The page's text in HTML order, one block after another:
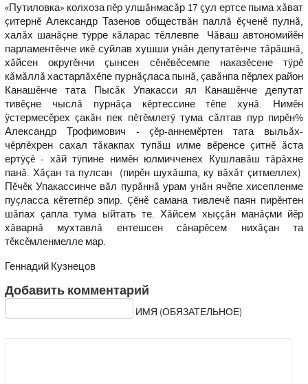
«Путиловка» колхоза пĕр улшăнмасăр 17 çул ертсе пыма хăват
çитернĕ Александр Тазенов обществăн паллă ĕçченĕ пулнă,
халăх шанăçне тÿрре кăларас тĕллевпе Чăваш автономийĕн
парламентĕнче икĕ суйлав хушши унăн депутатĕнче тăрăшнă,
хăйсен округĕнчи çынсен сĕнĕвĕсемпе наказĕсене тÿрĕ
кăмăллă хастарлăхĕпе пурнăçласа пынă, çавăнпа пĕрлех район
Канашĕнче тата Пысăк Упакасси ял Канашĕнче депутат
тивĕçне чыслă пурнăçа кĕртессине тĕпе хунă. Нимĕн
ÿстермесĕрех çакăн пек пĕтĕмлетÿ тума сăлтав пур пирĕн%
Александр Трофимович - çĕр-аннемĕртен тата выльăх-
чĕрлĕхрен сахал тăкакпах тупăш илме вĕренсе çитнĕ ăста
ертÿçĕ - хăй тÿпине нимĕн юлмичченех Кушлавăш тăрăхне
панă. Хăçан та пулсан (пирĕн шухăшпа, ку вăхăт çитмеллех)
Пĕчĕк Упакассинче вăл пурăннă урам унăн ячĕпе хисепленме
пуçласса кĕтетпĕр эпир. Çĕнĕ самана тивлечĕ паян пирĕнтен
шăпах çапла тума ыйтать те. Хăйсем хыççăн манăçми йĕр
хăварнă мухтавлă ентешсен сăнарĕсем нихăçан та
тĕксĕмленмелле мар.
Геннадий Кузнецов
Добавить комментарий
ИМЯ (ОБЯЗАТЕЛЬНОЕ)